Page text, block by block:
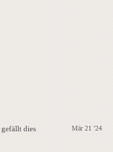
Mär 21 '24
gefällt dies